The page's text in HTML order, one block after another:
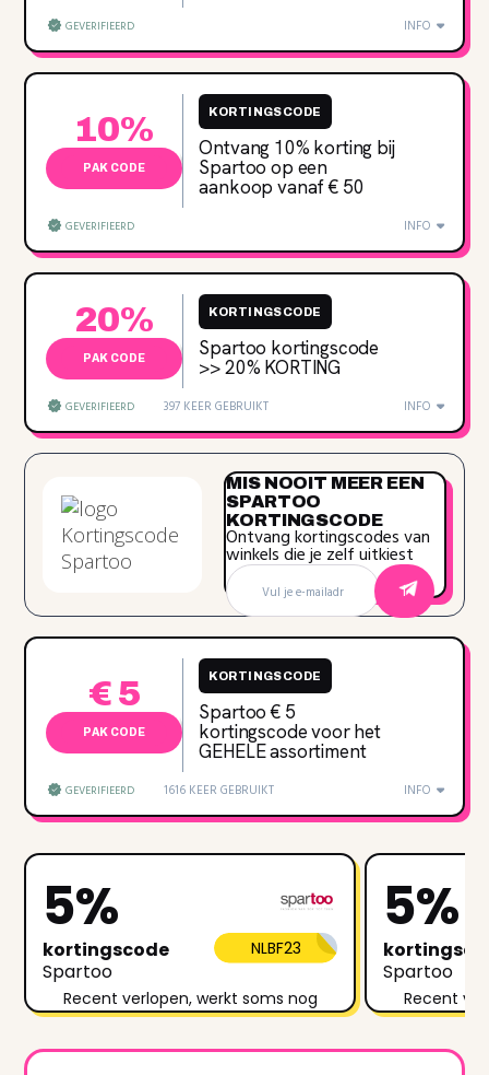
GEVERIFIEERD INFO
10%
PAK CODE
KORTINGSCODE
Ontvang 10% korting bij
Spartoo op een
aankoop vanaf € 50
GEVERIFIEERD INFO
20%
PAK CODE
KORTINGSCODE
Spartoo kortingscode
>> 20‌% KORTING
GEVERIFIEERD 397 KEER GEBRUIKT INFO
MIS NOOIT MEER EEN
SPARTOO
KORTINGSCODE
Ontvang kortingscodes van
winkels die je zelf uitkiest
€ 5
PAK CODE
KORTINGSCODE
Spartoo € 5
kortingscode voor het
GEHELE assortiment
GEVERIFIEERD 1616 KEER GEBRUIKT INFO
5%
kortingscode
Spartoo
NLBF23
Recent verlopen, werkt soms nog
5%
Spartoo
Recent